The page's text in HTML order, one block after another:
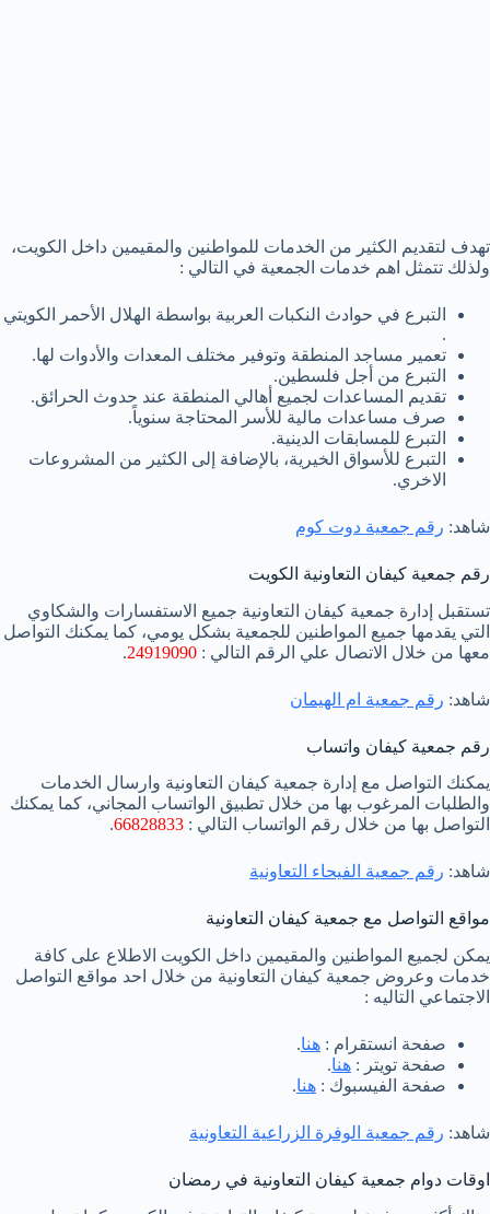
تهدف لتقديم الكثير من الخدمات للمواطنين والمقيمين داخل الكويت،
ولذلك تتمثل اهم خدمات الجمعية في التالي :
التبرع في حوادث النكبات العربية بواسطة الهلال الأحمر الكويتي
.
تعمير مساجد المنطقة وتوفير مختلف المعدات والأدوات لها.
التبرع من أجل فلسطين.
تقديم المساعدات لجميع أهالي المنطقة عند حدوث الحرائق.
صرف مساعدات مالية للأسر المحتاجة سنوياً.
التبرع للمسابقات الدينية.
التبرع للأسواق الخيرية، بالإضافة إلى الكثير من المشروعات
الاخري.
شاهد: رقم جمعية دوت كوم
رقم جمعية كيفان التعاونية الكويت
تستقبل إدارة جمعية كيفان التعاونية جميع الاستفسارات والشكاوي
التي يقدمها جميع المواطنين للجمعية بشكل يومي، كما يمكنك التواصل
معها من خلال الاتصال علي الرقم التالي : 24919090
.
شاهد: رقم جمعية ام الهيمان
رقم جمعية كيفان واتساب
يمكنك التواصل مع إدارة جمعية كيفان التعاونية وارسال الخدمات
والطلبات المرغوب بها من خلال تطبيق الواتساب المجاني، كما يمكنك
التواصل بها من خلال رقم الواتساب التالي : 66828833
.
شاهد: رقم جمعية الفيحاء التعاونية
مواقع التواصل مع جمعية كيفان التعاونية
يمكن لجميع المواطنين والمقيمين داخل الكويت الاطلاع على كافة
خدمات وعروض جمعية كيفان التعاونية من خلال احد مواقع التواصل
الاجتماعي التاليه :
صفحة انستقرام : هنا.
صفحة تويتر : هنا.
صفحة الفيسبوك : هنا.
شاهد: رقم جمعية الوفرة الزراعية التعاونية
اوقات دوام جمعية كيفان التعاونية في رمضان